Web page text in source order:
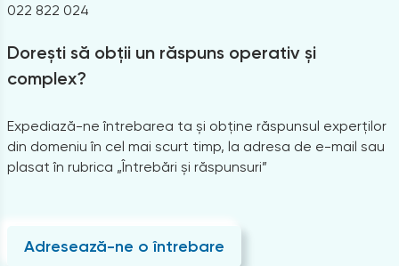
022 822 024
Dorești să obții un răspuns operativ și
complex?
Expediază-ne întrebarea ta și obține răspunsul experților
din domeniu în cel mai scurt timp, la adresa de e-mail sau
plasat în rubrica „Întrebări și răspunsuri”
Adresează-ne o întrebare